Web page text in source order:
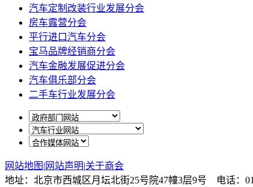
汽车定制改装行业发展分会
房车露营分会
平行进口汽车分会
宝马品牌经销商分会
汽车金融发展促进分会
汽车俱乐部分会
二手车行业发展分会
网站地图 | 网站声明|关于商会
地址：北京市西城区月坛北街25号院47幢3层9号 电话：